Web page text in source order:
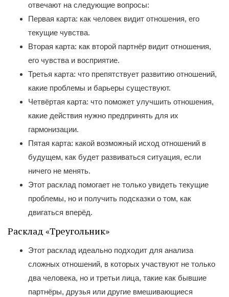
отвечают на следующие вопросы:
Первая карта: как человек видит отношения, его
текущие чувства.
Вторая карта: как второй партнёр видит отношения,
его чувства и восприятие.
Третья карта: что препятствует развитию отношений,
какие проблемы и барьеры существуют.
Четвёртая карта: что поможет улучшить отношения,
какие действия нужно предпринять для их
гармонизации.
Пятая карта: какой возможный исход отношений в
будущем, как будет развиваться ситуация, если
ничего не менять.
Этот расклад помогает не только увидеть текущие
проблемы, но и получить подсказки о том, как
двигаться вперёд.
Расклад «Треугольник»
Этот расклад идеально подходит для анализа
сложных отношений, в которых участвуют не только
два человека, но и третьи лица, такие как бывшие
партнёры, друзья или другие вмешивающиеся